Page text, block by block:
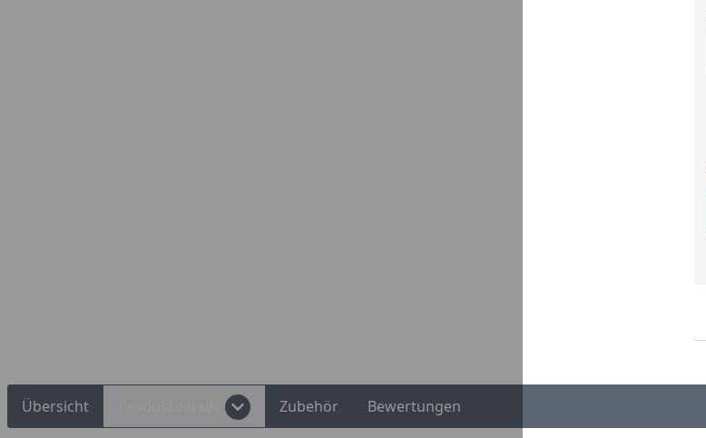
Übersicht Zubehör Bewertungen